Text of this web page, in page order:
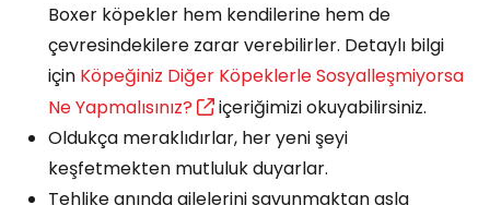
Boxer köpekler hem kendilerine hem de
çevresindekilere zarar verebilirler. Detaylı bilgi
için Köpeğiniz Diğer Köpeklerle Sosyalleşmiyorsa
Ne Yapmalısınız?
içeriğimizi okuyabilirsiniz.
Oldukça meraklıdırlar, her yeni şeyi
keşfetmekten mutluluk duyarlar.
Tehlike anında ailelerini savunmaktan asla